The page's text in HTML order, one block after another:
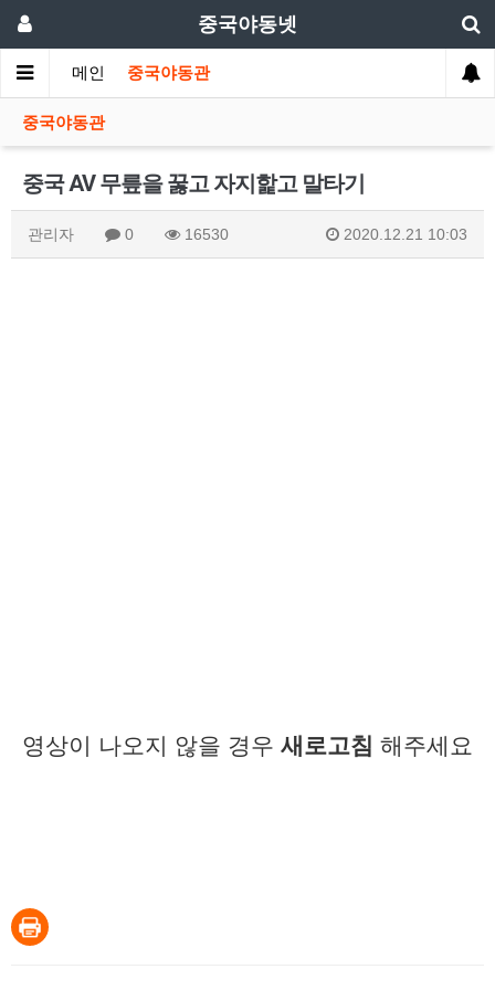
중국야동넷
메인 중국야동관
중국야동관
중국 AV 무릎을 꿇고 자지핥고 말타기
관리자 0 16530 2020.12.21 10:03
영상이 나오지 않을 경우 새로고침 해주세요